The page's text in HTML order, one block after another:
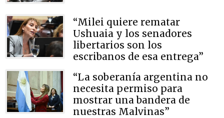
“Milei quiere rematar
Ushuaia y los senadores
libertarios son los
escribanos de esa entrega”
“La soberanía argentina no
necesita permiso para
mostrar una bandera de
nuestras Malvinas”